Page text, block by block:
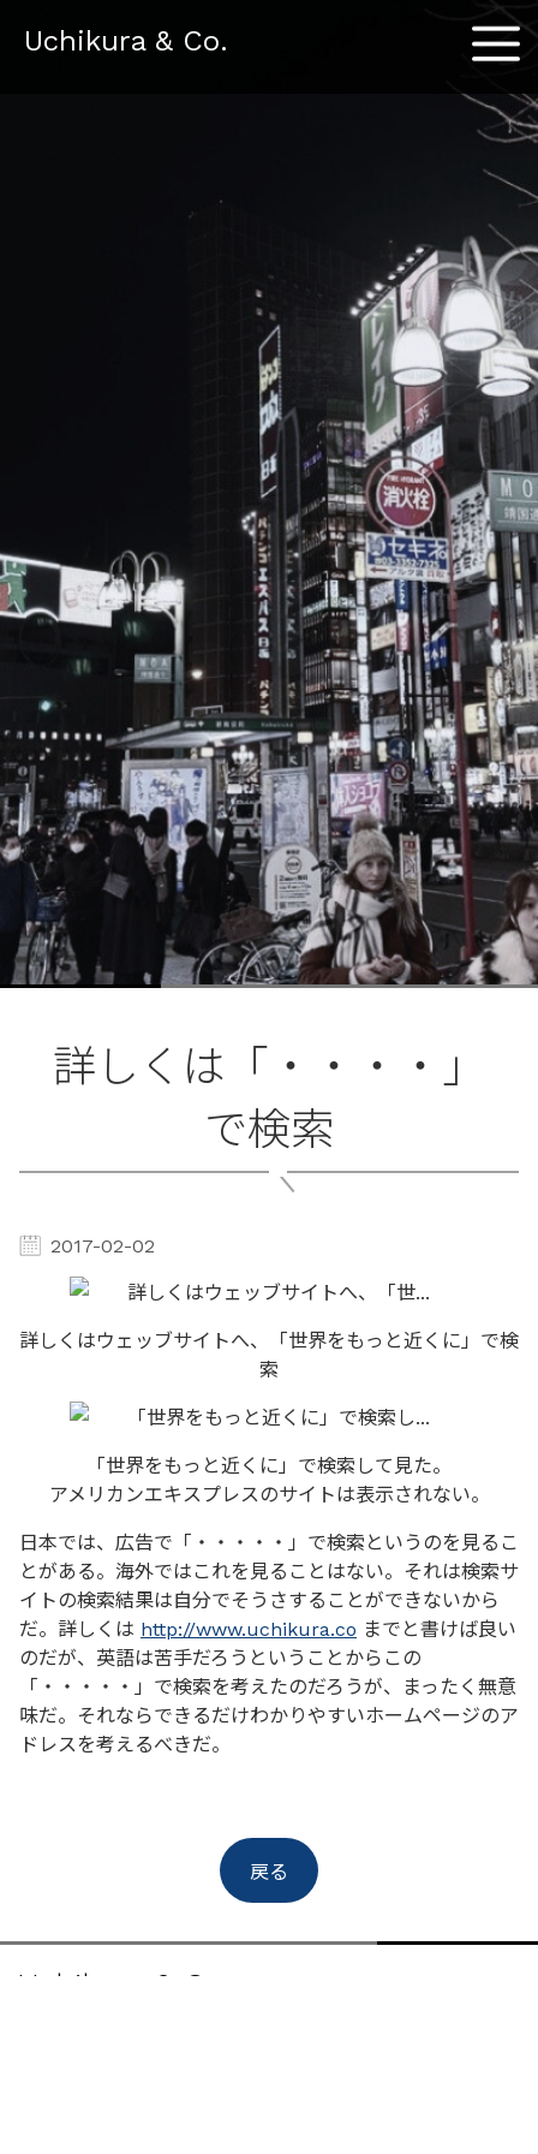
Uchikura & Co. Menu
ブ
ロ
グ
ル
詳しくは「・・・・」
で検索
2017-02-02
詳しくはウェッブサイトへ、「世界をもっと近くに」で検
索
「世界をもっと近くに」で検索して見た。
アメリカンエキスプレスのサイトは表示されない。
日本では、広告で「・・・・・」で検索というのを見るこ
とがある。海外ではこれを見ることはない。それは検索サ
イトの検索結果は自分でそうさすることができないから
だ。詳しくは http://www.uchikura.co までと書けば良い
のだが、英語は苦手だろうということからこの
「・・・・・」で検索を考えたのだろうが、まったく無意
味だ。それならできるだけわかりやすいホームページのア
ドレスを考えるべきだ。
戻る
Uchikura & Co.